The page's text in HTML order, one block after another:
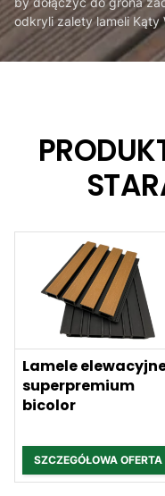
odkryli zalety lameli Kąty
Lamele
superpremium
bicolor
SZCZEGÓŁOWA OFERTA